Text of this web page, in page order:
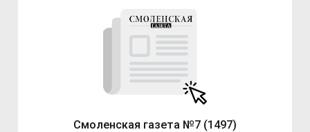
Смоленская газета №7 (1497)